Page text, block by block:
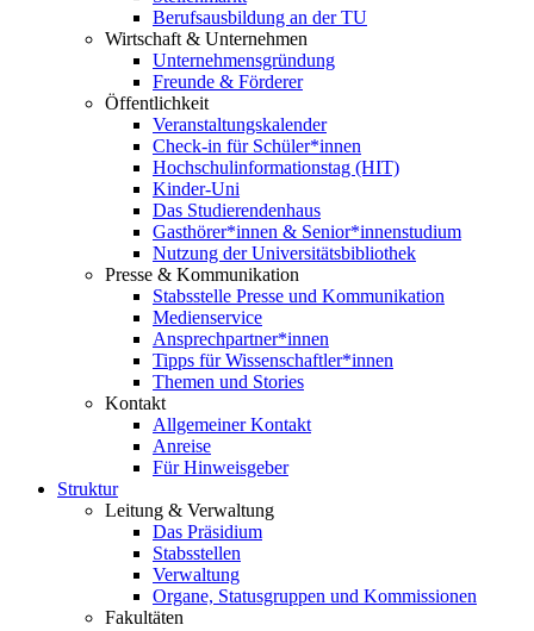
Berufsausbildung an der TU
Wirtschaft & Unternehmen
Unternehmensgründung
Freunde & Förderer
Öffentlichkeit
Veranstaltungskalender
Check-in für Schüler*innen
Hochschulinformationstag (HIT)
Kinder-Uni
Das Studierendenhaus
Gasthörer*innen & Senior*innenstudium
Nutzung der Universitätsbibliothek
Presse & Kommunikation
Stabsstelle Presse und Kommunikation
Medienservice
Ansprechpartner*innen
Tipps für Wissenschaftler*innen
Themen und Stories
Kontakt
Allgemeiner Kontakt
Anreise
Für Hinweisgeber
Struktur
Leitung & Verwaltung
Das Präsidium
Stabsstellen
Verwaltung
Organe, Statusgruppen und Kommissionen
Fakultäten